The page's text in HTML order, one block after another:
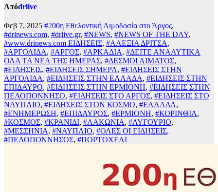
Απόdrlive
Φεβ 7, 2025 #200η Εθελοντική Αιμοδοσία στο Άργος,
#drinews.com, #drlive.gr, #NEWS, #NEWS OF THE DAY,
#www.drinews.com ΕΙΔΗΣΕΙΣ, #ΑΛΕΞΙΑ ΔΡΙΤΣΑ,
#ΑΡΓΟΛΙΔΑ, #ΑΡΓΟΣ, #ΑΡΚΑΔΙΑ, #ΔΕΙΤΕ ΑΝΑΛΥΤΙΚΑ
ΟΛΑ ΤΑ ΝΕΑ ΤΗΣ ΗΜΕΡΑΣ, #ΔΕΣΜΟΙ ΑΙΜΑΤΟΣ,
#ΕΙΔΗΣΕΙΣ, #ΕΙΔΗΣΕΙΣ ΣΗΜΕΡΑ, #ΕΙΔΗΣΕΙΣ ΣΤΗΝ
ΑΡΓΟΛΙΔΑ, #ΕΙΔΗΣΕΙΣ ΣΤΗΝ ΕΛΛΑΔΑ, #ΕΙΔΗΣΕΙΣ ΣΤΗΝ
ΕΠΙΔΑΥΡΟ, #ΕΙΔΗΣΕΙΣ ΣΤΗΝ ΕΡΜΙΟΝΗ, #ΕΙΔΗΣΕΙΣ ΣΤΗΝ
ΠΕΛΟΠΟΝΝΗΣΟ, #ΕΙΔΗΣΕΙΣ ΣΤΟ ΑΡΓΟΣ, #ΕΙΔΗΣΕΙΣ ΣΤΟ
ΝΑΥΠΛΙΟ, #ΕΙΔΗΣΕΙΣ ΣΤΟΝ ΚΟΣΜΟ, #ΕΛΛΑΔΑ,
#ΕΝΗΜΕΡΩΣΗ, #ΕΠΙΔΑΥΡΟΣ, #ΕΡΜΙΟΝΗ, #ΚΟΡΙΝΘΙΑ,
#ΚΟΣΜΟΣ, #ΚΡΑΝΙΔΙ, #ΛΑΚΩΝΙΑ, #ΛΥΓΟΥΡΙΟ,
#ΜΕΣΣΗΝΙΑ, #ΝΑΥΠΛΙΟ, #ΟΛΕΣ ΟΙ ΕΙΔΗΣΕΙΣ,
#ΠΕΛΟΠΟΝΝΗΣΟΣ, #ΠΟΡΤΟΧΕΛΙ